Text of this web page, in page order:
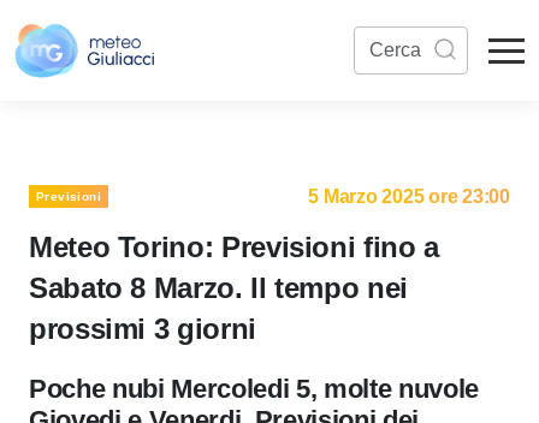
Previsioni 5 Marzo 2025 ore 23:00
Meteo Torino: Previsioni fino a
Sabato 8 Marzo. Il tempo nei
prossimi 3 giorni
Poche nubi Mercoledi 5, molte nuvole